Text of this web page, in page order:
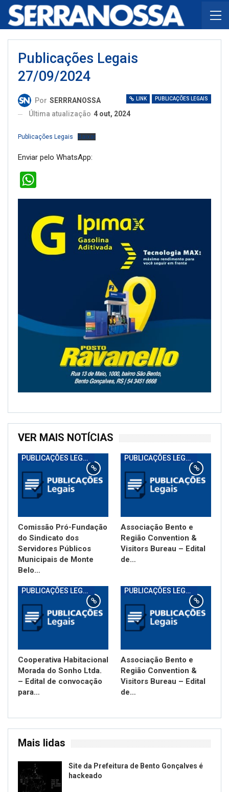
Publicações Legais
27/09/2024
LINK PUBLICAÇÕES LEGAIS
Por SERRRANOSSA
Última atualização 4 out, 2024
Publicações Legais Baixar
Enviar pelo WhatsApp:
VER MAIS NOTÍCIAS
PUBLICAÇÕES LEGAIS
Comissão Pró-Fundação
do Sindicato dos
Servidores Públicos
Municipais de Monte
Belo…
PUBLICAÇÕES LEGAIS
Associação Bento e
Região Convention &
Visitors Bureau – Edital
de…
PUBLICAÇÕES LEGAIS
Cooperativa Habitacional
Morada do Sonho Ltda.
– Edital de convocação
para…
PUBLICAÇÕES LEGAIS
Associação Bento e
Região Convention &
Visitors Bureau – Edital
de…
Mais lidas
Site da Prefeitura de Bento Gonçalves é
hackeado